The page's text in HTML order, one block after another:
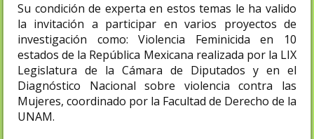
Su condición de experta en estos temas le ha valido
la invitación a participar en varios proyectos de
investigación como: Violencia Feminicida en 10
estados de la República Mexicana realizada por la LIX
Legislatura de la Cámara de Diputados y en el
Diagnóstico Nacional sobre violencia contra las
Mujeres, coordinado por la Facultad de Derecho de la
UNAM.